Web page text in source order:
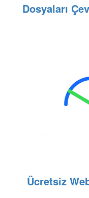
Dosyaları
Ücretsiz